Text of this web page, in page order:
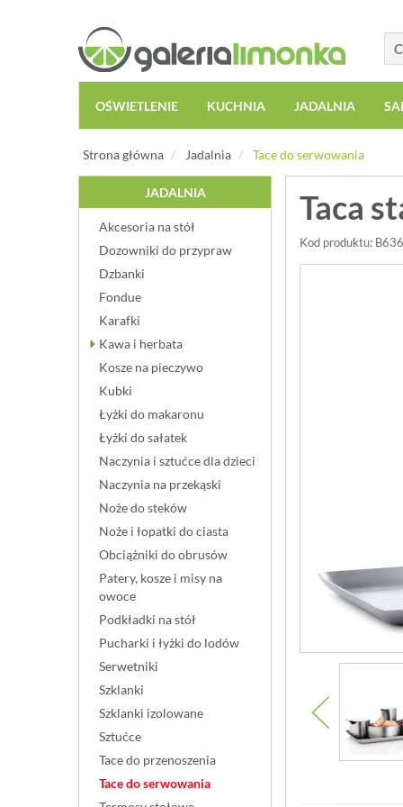
OŚWIETLENIE KUCHNIA JADALNIA
Strona główna Jadalnia Tace do serwowania
JADALNIA
Akcesoria na stół
Dozowniki do przypraw
Dzbanki
Fondue
Karafki
Kawa i herbata
Kosze na pieczywo
Kubki
Łyżki do makaronu
Łyżki do sałatek
Naczynia i sztućce dla dzieci
Naczynia na przekąski
Noże do steków
Noże i łopatki do ciasta
Obciążniki do obrusów
Patery, kosze i misy na
owoce
Podkładki na stół
Pucharki i łyżki do lodów
Serwetniki
Szklanki
Szklanki izolowane
Sztućce
Tace do przenoszenia
Tace do serwowania
Taca
Kod produktu: